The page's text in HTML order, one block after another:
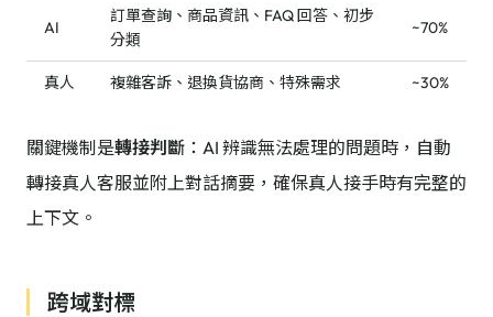
AI
訂單查詢、商品資訊、FAQ 回答、初步
分類
~70%
真人 複雜客訴、退換貨協商、特殊需求 ~30%
關鍵機制是轉接判斷 ：AI 辨識無法處理的問題時，自動
轉接真人客服並附上對話摘要，確保真人接手時有完整的
上下文。
跨域對標